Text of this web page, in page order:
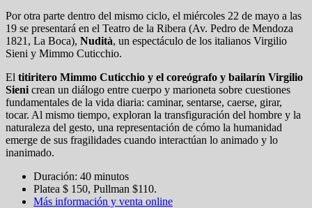
Por otra parte dentro del mismo ciclo, el miércoles 22 de mayo a las
19 se presentará en el Teatro de la Ribera (Av. Pedro de Mendoza
1821, La Boca), Nudità, un espectáculo de los italianos Virgilio
Sieni y Mimmo Cuticchio.
El titiritero Mimmo Cuticchio y el coreógrafo y bailarín Virgilio
Sieni crean un diálogo entre cuerpo y marioneta sobre cuestiones
fundamentales de la vida diaria: caminar, sentarse, caerse, girar,
tocar. Al mismo tiempo, exploran la transfiguración del hombre y la
naturaleza del gesto, una representación de cómo la humanidad
emerge de sus fragilidades cuando interactúan lo animado y lo
inanimado.
Duración: 40 minutos
Platea $ 150, Pullman $110.
Más información y venta online